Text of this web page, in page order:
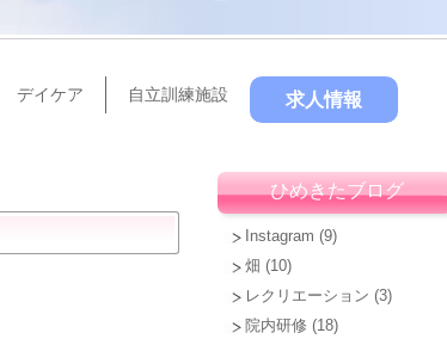
デイケア 自立訓練施設 求人情報
ひめきたブログ
Instagram (9)
畑 (10)
レクリエーション (3)
院内研修 (18)